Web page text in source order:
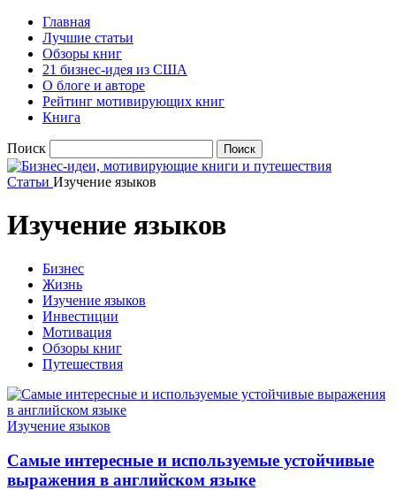
Главная
Лучшие статьи
Обзоры книг
21 бизнес-идея из США
О блоге и авторе
Рейтинг мотивирующих книг
Книга
Поиск
Статьи Изучение языков
Изучение языков
Бизнес
Жизнь
Изучение языков
Инвестиции
Мотивация
Обзоры книг
Путешествия
Изучение языков
Самые интересные и используемые устойчивые
выражения в английском языке